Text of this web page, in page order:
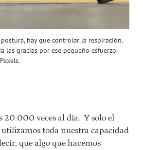
hay que controlar la respiración.
las gracias por ese pequeño esfuerzo.
20.000 veces al día. Y solo el
utilizamos toda nuestra capacidad
que algo que hacemos